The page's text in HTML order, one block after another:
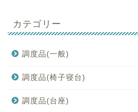
カテゴリー
調度品(一般)
調度品(椅子寝台)
調度品(台座)